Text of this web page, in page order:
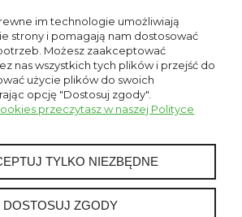
im technologie umożliwiają
strony i pomagają nam dostosować
Możesz zaakceptować
nas wszystkich tych plików i przejść do
użycie plików do swoich
opcję "Dostosuj zgody".
przeczytasz w naszej Polityce
TYLKO NIEZBĘDNE
DOSTOSUJ ZGODY